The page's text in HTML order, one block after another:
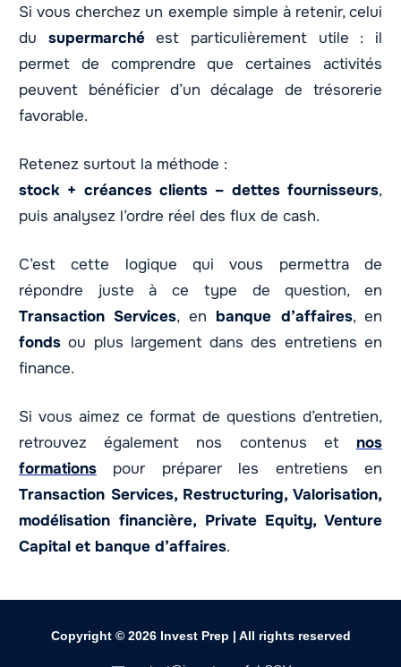
Si vous cherchez un exemple simple à retenir, celui
du supermarchéest particulièrement utile : il
permet de comprendre que certaines activités
peuvent bénéficier d’un décalage de trésorerie
favorable.
Retenez surtout la méthode :
stock + créances clients – dettes fournisseurs,
puis analysez l’ordre réel des flux de cash.
C’est cette logique qui vous permettra de
répondre juste à ce type de question, en
Transaction Services, en banque d’affaires, en
fonds ou plus largement dans des entretiens en
finance.
Si vous aimez ce format de questions d’entretien,
retrouvez également nos contenus et nos
formations pour préparer les entretiens en
Transaction Services, Restructuring, Valorisation,
modélisation financière, Private Equity, Venture
Capital et banque d’affaires.
Copyright © 2026 Invest Prep | All rights reserved